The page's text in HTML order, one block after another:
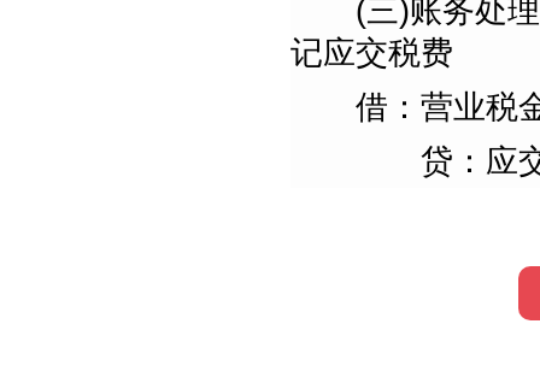
(三)账务处理(
记应交税费
借：营业税
贷：应交税